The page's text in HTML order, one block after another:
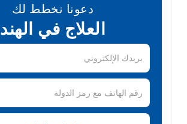
دعونا نخطط لك
العلاج في الهند